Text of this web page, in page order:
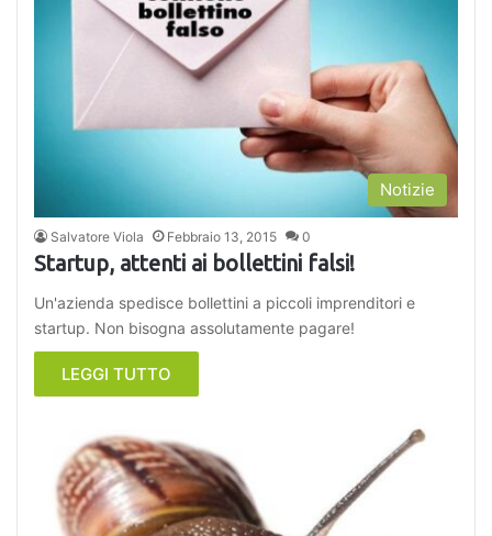
Notizie
Salvatore Viola Febbraio 13, 2015 0
Startup, attenti ai bollettini falsi!
Un'azienda spedisce bollettini a piccoli imprenditori e
startup. Non bisogna assolutamente pagare!
LEGGI TUTTO